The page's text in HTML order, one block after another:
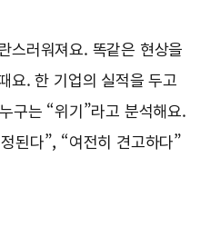
스러워져요. 똑같은 현상을
요. 한 기업의 실적을 두고
구는 “위기”라고 분석해요.
된다”, “여전히 견고하다”